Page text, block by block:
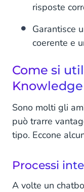
risposte
Garantisce
coerente e
Come si
Knowledge
Sono molti gli
può trarre
tipo. Eccone
Processi
A volte un